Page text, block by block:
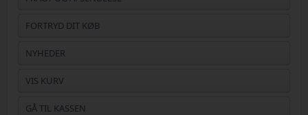
FORTRYD DIT KØB
NYHEDER
VIS KURV
GÅ TIL KASSEN